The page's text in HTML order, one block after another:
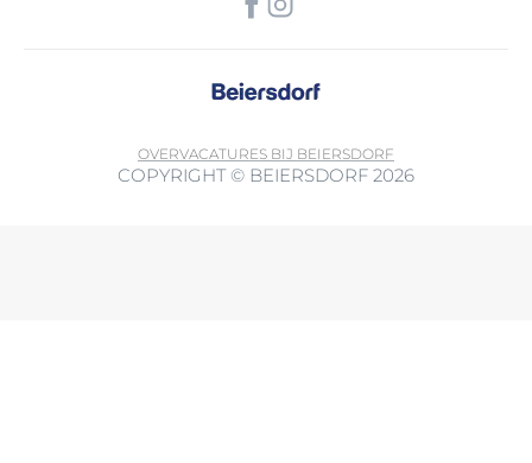
OVERVACATURES BIJ BEIERSDORF
COPYRIGHT © BEIERSDORF 2026